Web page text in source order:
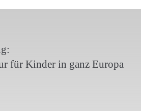
für Kinder in ganz Europa